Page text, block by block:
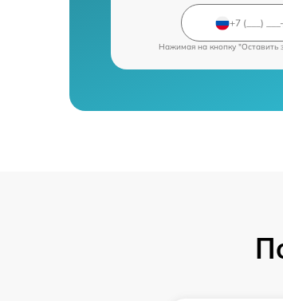
Нажимая на кнопку "Оставить